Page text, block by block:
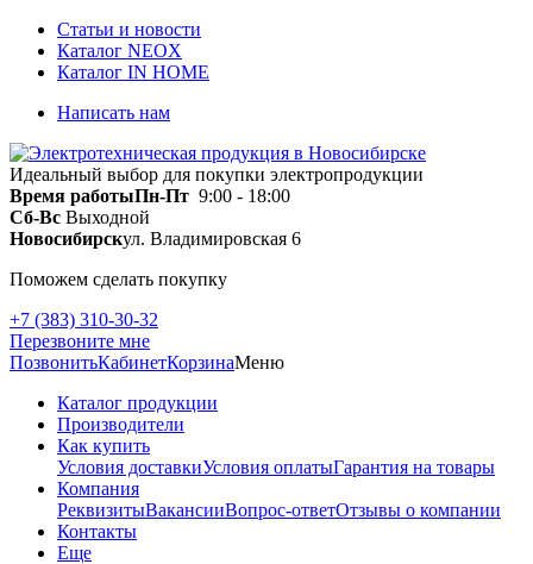
Статьи и новости
Каталог NEOX
Каталог IN HOME
Написать нам
Идеальный выбор для покупки электропродукции
Время работыПн-Пт 9:00 - 18:00
Сб-Вс Выходной
Новосибирскул. Владимировская 6
Поможем сделать покупку
+7 (383) 310-30-32
Перезвоните мне
ПозвонитьКабинетКорзинаМеню
Каталог продукции
Производители
Как купить
Условия доставкиУсловия оплатыГарантия на товары
Компания
РеквизитыВакансииВопрос-ответОтзывы о компании
Контакты
Еще